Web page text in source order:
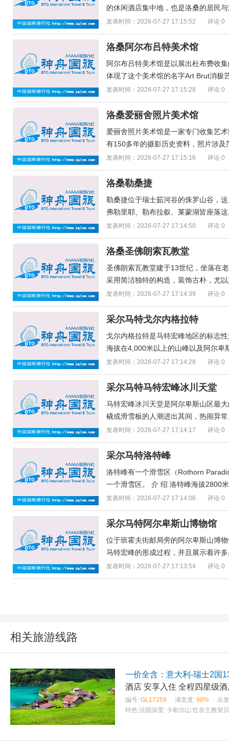
的休闲酒店集中地，也是洛桑的居民
发表时间：2026-07-27 17:15:52 评论 0
洛桑阿尔布吕特美术馆
阿尔布吕特美术馆是以展出杜布费收
体现了这个美术馆的名字Art Brut消极
发表时间：2026-07-27 17:15:28 评论 0
洛桑爱丽舍照片美术馆
爱丽舍照片美术馆是一家专门收集艺
有150多年的摄影历史资料，照片涉
发表时间：2026-07-27 17:15:16 评论 0
洛桑勒桑捷
勒桑捷位于瑞士茹河谷的侏罗山谷，
弗勒里耶、勒布拉叙、莱蒙湖皆座落
发表时间：2026-07-27 17:14:50 评论 0
洛桑圣佛朗索瓦教堂
圣佛朗索瓦教堂建于13世纪，坐落在
采用简洁独特的构造，装饰古朴，尤
发表时间：2026-07-27 17:14:39 评论 0
采尔马特戈尔内格拉特
戈尔内格拉特是马特宏峰地区的标志
海拔在4,000米以上的山峰以及阿尔卑
发表时间：2026-07-27 17:14:28 评论 0
采尔马特马特宏峰冰川天堂
马特宏峰冰川天堂是阿尔卑斯山区最
橇或滑雪板的人潮进出其间，热闹异
发表时间：2026-07-27 17:14:17 评论 0
采尔马特洛特峰
洛特峰有一个滑雪区（Rothorn
一个滑雪区。 介 绍 洛特峰海拔2800
发表时间：2026-07-27 17:14:06 评论 0
采尔马特阿尔卑斯山博物馆
位于班霍夫街邮局旁的阿尔卑斯山博
马特宏峰的形成过程，并且展示着许
发表时间：2026-07-27 17:13:54 评论 0
相关旅游线路
一价全含：意大利-瑞士2国
编号: GL17259 满意度: 98%
出
特色:法国深度: 卡歇尔山:红衣主教契